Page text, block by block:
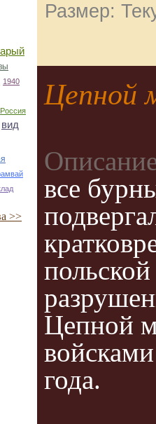
1940
Россия
вид
>>
Размер:
Цепной
все
Цепной
года.